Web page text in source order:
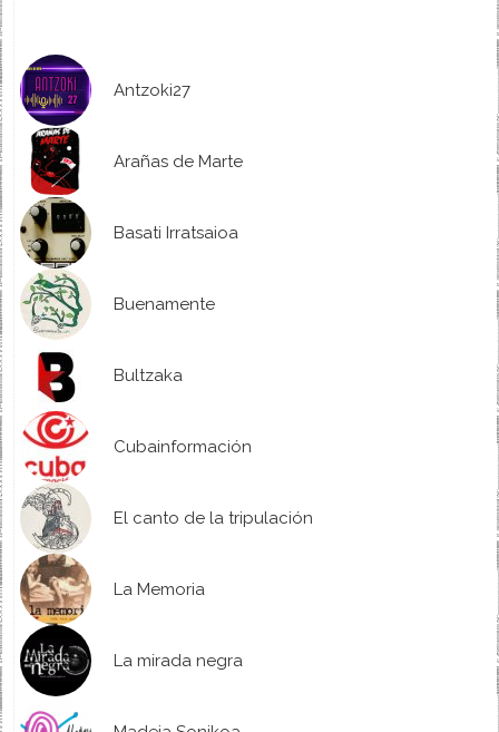
Antzoki27
Arañas de Marte
Basati Irratsaioa
Buenamente
Bultzaka
Cubainformación
El canto de la tripulación
La Memoria
La mirada negra